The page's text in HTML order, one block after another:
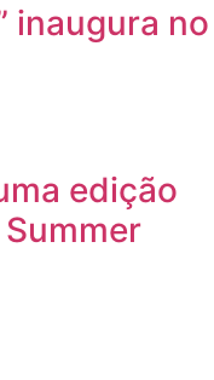
inaugura no
edição